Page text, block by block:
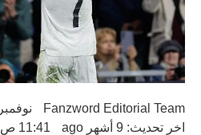
Fanzword Editorial Team
نوفمبر 25, 2025
اخر تحديث: 9 أشهر ago
11:41 ص